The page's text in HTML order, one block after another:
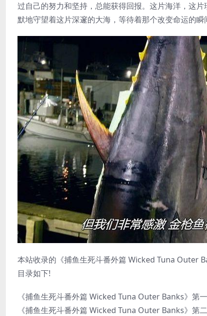
过自己的努力和坚持，总能获得回报。这片海洋，这
默地守望着这片深邃的大海，等待着那个改变命运的瞬
本站收录的《捕鱼生死斗番外篇 Wicked Tuna Outer
目录如下!
《捕鱼生死斗番外篇 Wicked Tuna Outer Banks》第
《捕鱼生死斗番外篇 Wicked Tuna Outer Banks》第